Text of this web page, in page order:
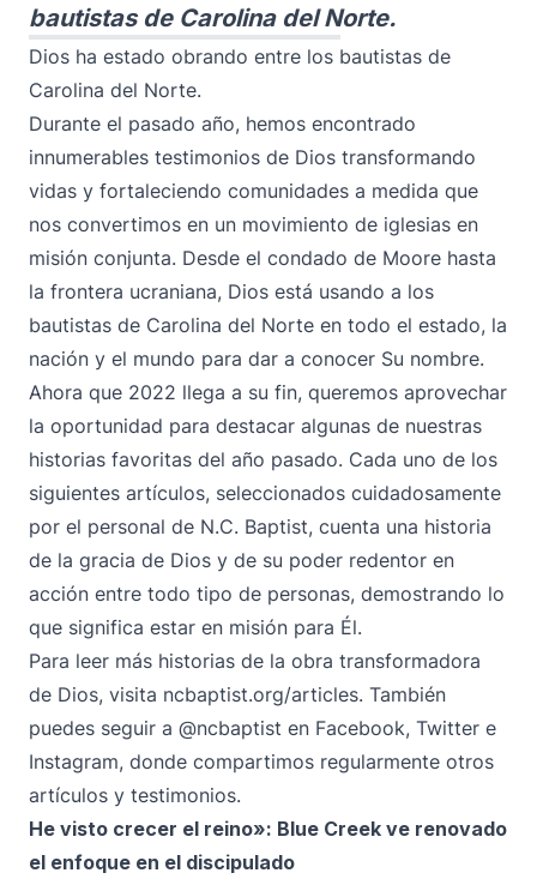
bautistas de Carolina del Norte.
Dios ha estado obrando entre los bautistas de
Carolina del Norte.
Durante el pasado año, hemos encontrado
innumerables testimonios de Dios transformando
vidas y fortaleciendo comunidades a medida que
nos convertimos en un movimiento de iglesias en
misión conjunta. Desde el condado de Moore hasta
la frontera ucraniana, Dios está usando a los
bautistas de Carolina del Norte en todo el estado, la
nación y el mundo para dar a conocer Su nombre.
Ahora que 2022 llega a su fin, queremos aprovechar
la oportunidad para destacar algunas de nuestras
historias favoritas del año pasado. Cada uno de los
siguientes artículos, seleccionados cuidadosamente
por el personal de N.C. Baptist, cuenta una historia
de la gracia de Dios y de su poder redentor en
acción entre todo tipo de personas, demostrando lo
que significa estar en misión para Él.
Para leer más historias de la obra transformadora
de Dios, visita ncbaptist.org/articles. También
puedes seguir a @ncbaptist en Facebook, Twitter e
Instagram, donde compartimos regularmente otros
artículos y testimonios.
He visto crecer el reino»: Blue Creek ve renovado
el enfoque en el discipulado